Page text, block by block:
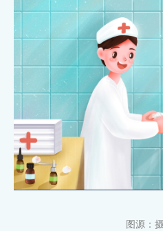
图源：